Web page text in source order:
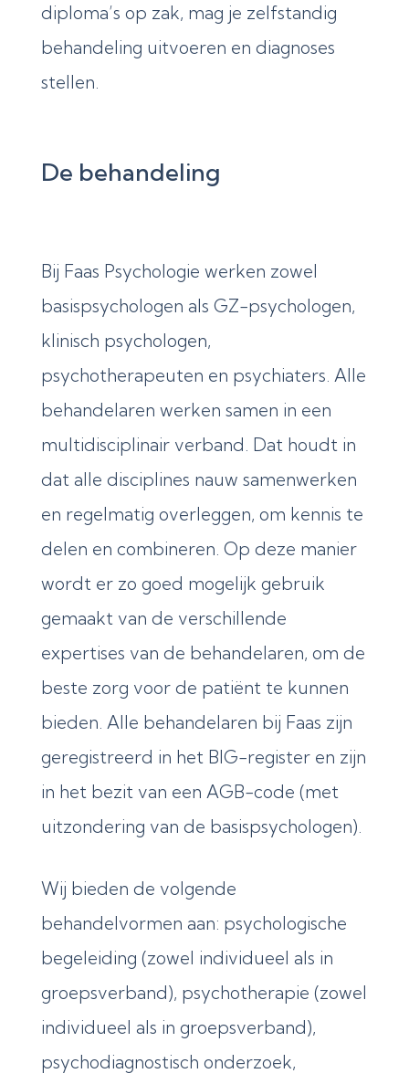
diploma’s op zak, mag je zelfstandig
behandeling uitvoeren en diagnoses
stellen.
De behandeling
Bij Faas Psychologie werken zowel
basispsychologen als GZ-psychologen,
klinisch psychologen,
psychotherapeuten en psychiaters. Alle
behandelaren werken samen in een
multidisciplinair verband. Dat houdt in
dat alle disciplines nauw samenwerken
en regelmatig overleggen, om kennis te
delen en combineren. Op deze manier
wordt er zo goed mogelijk gebruik
gemaakt van de verschillende
expertises van de behandelaren, om de
beste zorg voor de patiënt te kunnen
bieden. Alle behandelaren bij Faas zijn
geregistreerd in het BIG-register en zijn
in het bezit van een AGB-code (met
uitzondering van de basispsychologen).
Wij bieden de volgende
behandelvormen aan: psychologische
begeleiding (zowel individueel als in
groepsverband), psychotherapie (zowel
individueel als in groepsverband),
psychodiagnostisch onderzoek,